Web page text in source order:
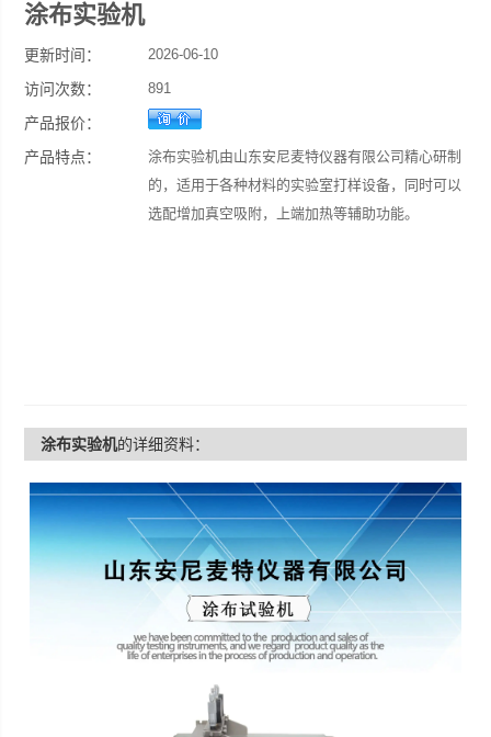
涂布实验机
更新时间： 2026-06-10
访问次数： 891
产品报价：
产品特点：
涂布实验机由山东安尼麦特仪器有限公司精心研制
的，适用于各种材料的实验室打样设备，同时可以
选配增加真空吸附，上端加热等辅助功能。
涂布实验机的详细资料：